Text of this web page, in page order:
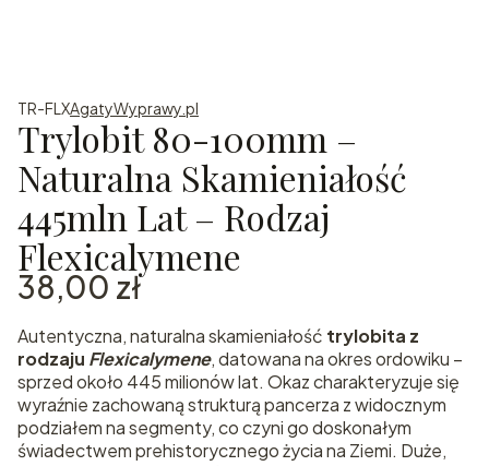
TR-FLXAgatyWyprawy.pl
Trylobit 80-100mm –
Naturalna Skamieniałość
445mln Lat – Rodzaj
Flexicalymene
Cena
38,00 zł
Autentyczna, naturalna skamieniałość trylobita z
rodzaju Flexicalymene, datowana na okres ordowiku –
sprzed około 445 milionów lat. Okaz charakteryzuje się
wyraźnie zachowaną strukturą pancerza z widocznym
podziałem na segmenty, co czyni go doskonałym
świadectwem prehistorycznego życia na Ziemi. Duże,